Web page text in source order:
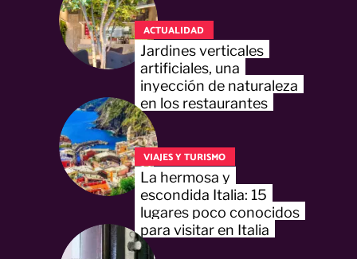
ACTUALIDAD
Jardines verticales
artificiales, una
inyección de naturaleza
en los restaurantes
VIAJES Y TURISMO
La hermosa y
escondida Italia: 15
lugares poco conocidos
para visitar en Italia